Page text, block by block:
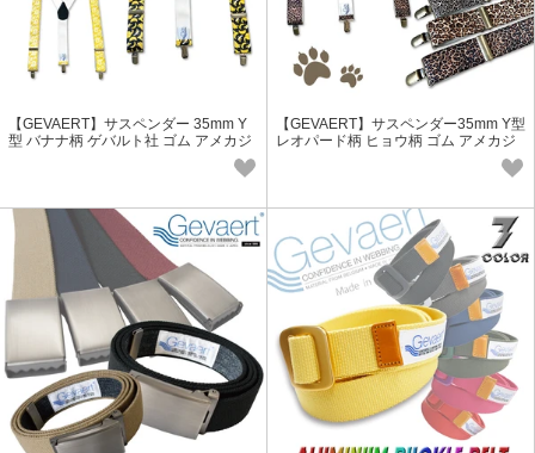
【GEVAERT】サスペンダー 35mm Y
型 バナナ柄 ゲバルト社 ゴム アメカジ
【GEVAERT】サスペンダー35mm Y型
レオパード柄 ヒョウ柄 ゴム アメカジ